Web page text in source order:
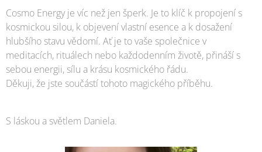
Cosmo Energy je víc než jen šperk. Je to klíč k propojení s
kosmickou silou, k objevení vlastní esence a k dosažení
hlubšího stavu vědomí. Ať je to vaše společnice v
meditacích, rituálech nebo každodenním životě, přináší s
sebou energii, sílu a krásu kosmického řádu.
Děkuji, že jste součástí tohoto magického příběhu.
S láskou a světlem Daniela.